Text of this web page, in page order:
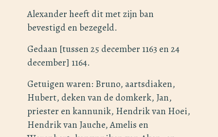
Alexander heeft dit met zijn ban
bevestigd en bezegeld.
Gedaan [tussen 25 december 1163 en 24
december] 1164.
Getuigen waren: Bruno, aartsdiaken,
Hubert, deken van de domkerk, Jan,
priester en kannunik, Hendrik van Hoei,
Hendrik van Jauche, Amelis en